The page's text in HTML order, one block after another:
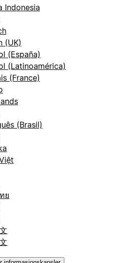
Indonesia
(UK)
(España)
(Latinoamérica)
(France)
(Brasil)
ย